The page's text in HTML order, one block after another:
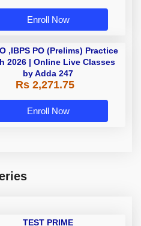
Enroll Now
,IBPS PO (Prelims) Practice
2026 | Online Live Classes
by Adda 247
Rs 2,271.75
Enroll Now
TEST PRIME